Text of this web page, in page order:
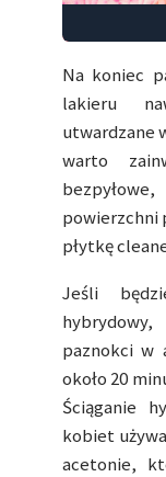
Na koniec
lakieru
utwardzane
warto
powierzchni
płytkę
Jeśli
paznokci w
około 20
Ściąganie
kobiet
acetonie,